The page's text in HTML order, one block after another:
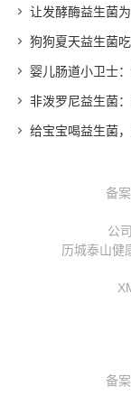
让发酵酶益生菌
狗狗夏天益生菌
婴儿肠道小卫士
非泼罗尼益生菌
给宝宝喝益生菌
备案
公
历城泰山健
备案